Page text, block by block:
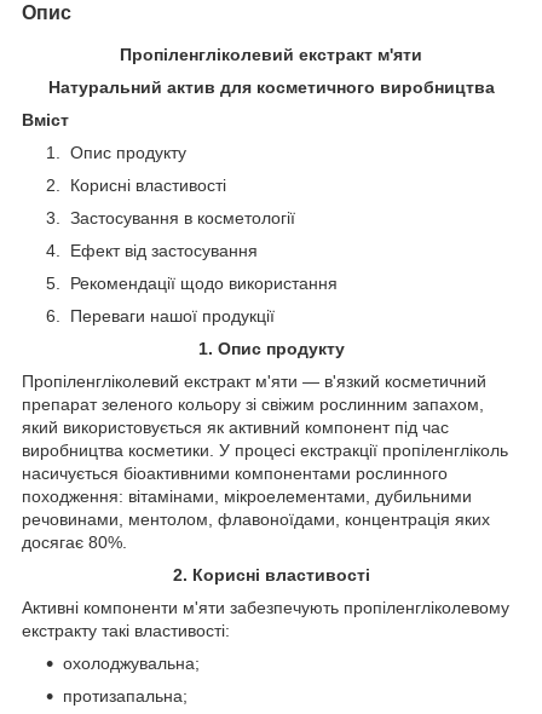
Опис
Пропіленгліколевий екстракт м'яти
Натуральний актив для косметичного виробництва
Вміст
Опис продукту
Корисні властивості
Застосування в косметології
Ефект від застосування
Рекомендації щодо використання
Переваги нашої продукції
1. Опис продукту
Пропіленгліколевий екстракт м'яти — в'язкий косметичний
препарат зеленого кольору зі свіжим рослинним запахом,
який використовується як активний компонент під час
виробництва косметики. У процесі екстракції пропіленгліколь
насичується біоактивними компонентами рослинного
походження: вітамінами, мікроелементами, дубильними
речовинами, ментолом, флавоноїдами, концентрація яких
досягає 80%.
2. Корисні властивості
Активні компоненти м'яти забезпечують пропіленгліколевому
екстракту такі властивості:
охолоджувальна;
протизапальна;